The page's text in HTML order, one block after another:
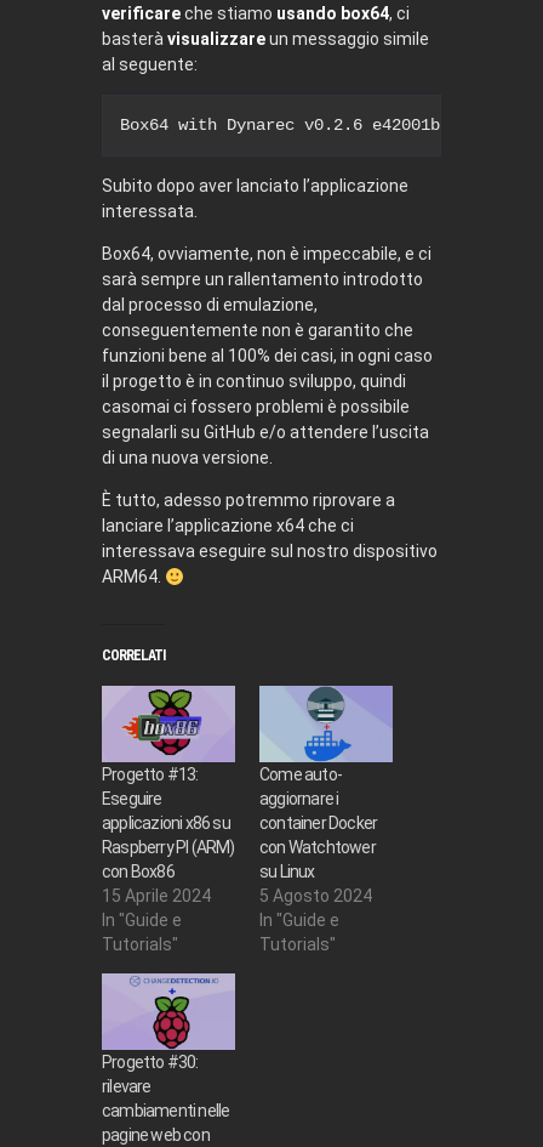
verificareche stiamo usando box64, ci
basteràvisualizzareun messaggio simile
al seguente:
Box64 with Dynarec v0.2.6 e42001b built on
Subito dopo aver lanciato l’applicazione
interessata.
Box64, ovviamente, non è impeccabile, e ci
sarà sempre un rallentamento introdotto
dal processo di emulazione,
conseguentemente non è garantito che
funzioni bene al 100% dei casi, in ogni caso
il progetto è in continuo sviluppo, quindi
casomai ci fossero problemi è possibile
segnalarli su GitHub e/o attendere l’uscita
di una nuova versione.
È tutto, adesso potremmo riprovare a
lanciare l’applicazione x64 che ci
interessava eseguire sul nostro dispositivo
ARM64.
CORRELATI
Progetto #13:
Eseguire
applicazioni x86 su
Raspberry PI (ARM)
con Box86
15 Aprile 2024
In "Guide e
Tutorials"
Come auto-
aggiornare i
container Docker
con Watchtower
su Linux
5 Agosto 2024
In "Guide e
Tutorials"
Progetto #30:
rilevare
cambiamenti nelle
pagine web con